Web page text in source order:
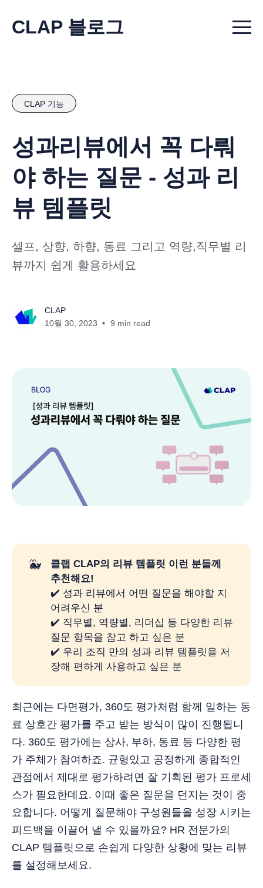
CLAP 블로그 Menu
CLAP 기능
성과리뷰에서 꼭 다뤄
야 하는 질문 - 성과 리
뷰 템플릿
셀프, 상향, 하향, 동료 그리고 역량,직무별 리
뷰까지 쉽게 활용하세요
CLAP
10월 30, 2023
9 min read
🐳
클랩 CLAP의 리뷰 템플릿 이런 분들께
추천해요!
✔️ 성과 리뷰에서 어떤 질문을 해야할 지
어려우신 분
✔️ 직무별, 역량별, 리더십 등 다양한 리뷰
질문 항목을 참고 하고 싶은 분
✔️ 우리 조직 만의 성과 리뷰 템플릿을 저
장해 편하게 사용하고 싶은 분
최근에는 다면평가, 360도 평가처럼 함께 일하는 동
료 상호간 평가를 주고 받는 방식이 많이 진행됩니
다. 360도 평가에는 상사, 부하, 동료 등 다양한 평
가 주체가 참여하죠. 균형있고 공정하게 종합적인
관점에서 제대로 평가하려면 잘 기획된 평가 프로세
스가 필요한데요. 이때 좋은 질문을 던지는 것이 중
요합니다. 어떻게 질문해야 구성원들을 성장 시키는
피드백을 이끌어 낼 수 있을까요? HR 전문가의
CLAP 템플릿으로 손쉽게 다양한 상황에 맞는 리뷰
를 설정해보세요.